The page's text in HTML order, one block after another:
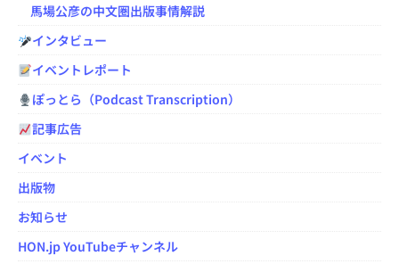
馬場公彦の中文圏出版事情解説
インタビュー
イベントレポート
ぽっとら（Podcast Transcription）
記事広告
イベント
出版物
お知らせ
HON.jp YouTubeチャンネル